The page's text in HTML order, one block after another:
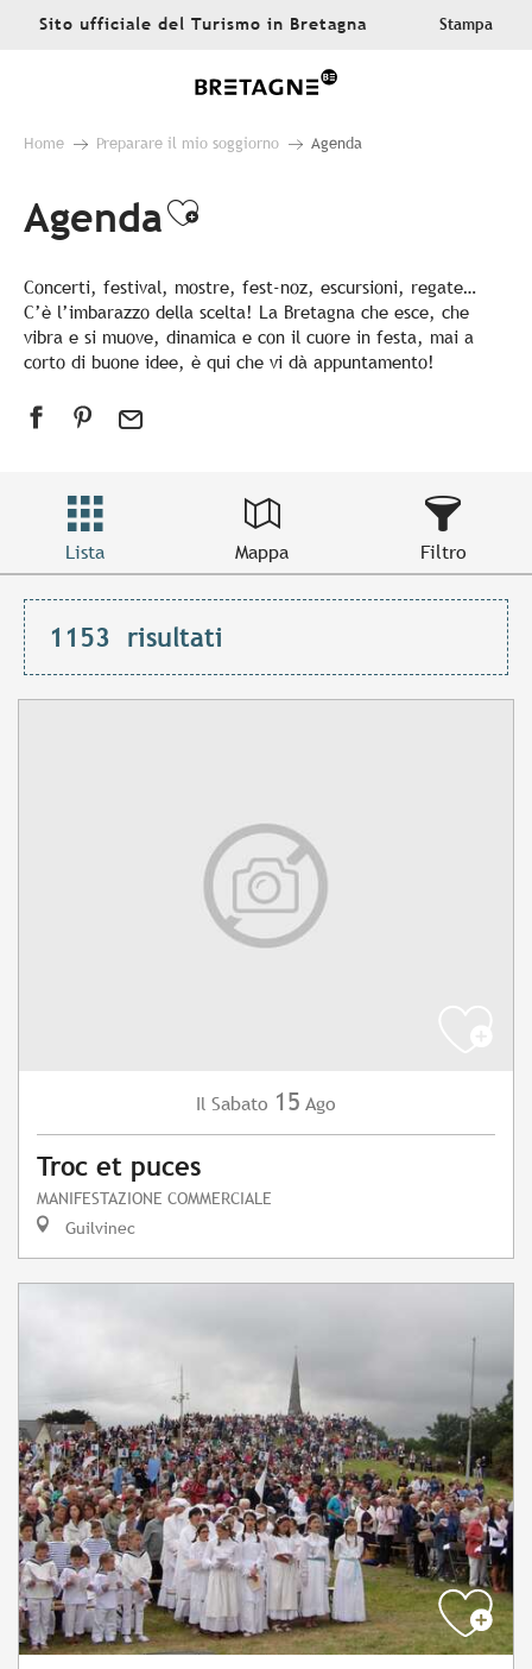
AllerSito ufficiale del Turismo in Bretagna Stampa
Home Preparare il mio soggiorno Agenda
AgendaAjouter aux favoris
Concerti, festival, mostre, fest-noz, escursioni, regate…
C’è l’imbarazzo della scelta! La Bretagna che esce, che
vibra e si muove, dinamica e con il cuore in festa, mai a
corto di buone idee, è qui che vi dà appuntamento!
Lista Mappa Filtro
1153 risultati
Il Sabato 15 Ago
Troc et puces
MANIFESTAZIONE COMMERCIALE
Guilvinec